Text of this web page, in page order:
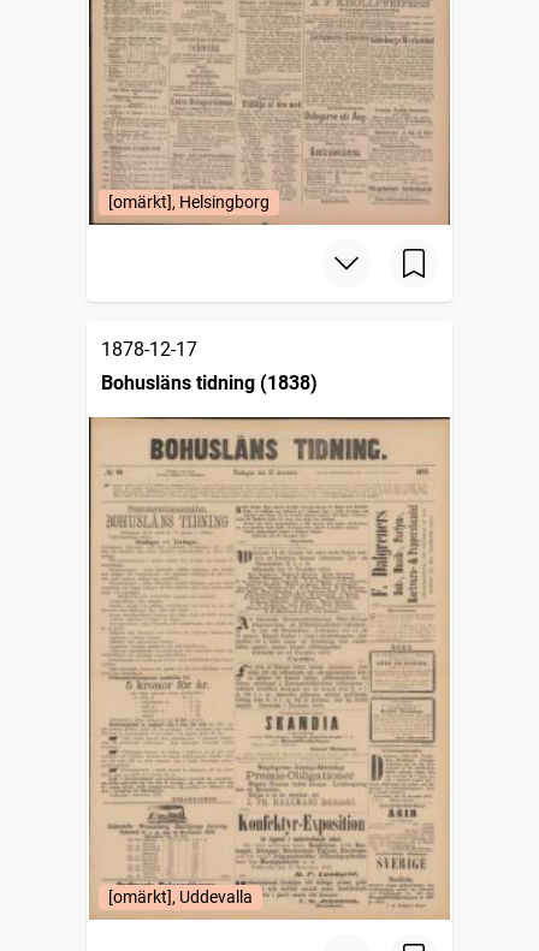
[omärkt], Helsingborg
1878-12-17
Bohusläns tidning (1838)
[omärkt], Uddevalla